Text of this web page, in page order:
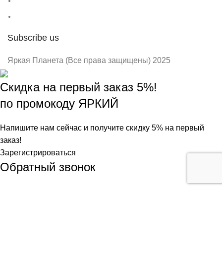
Subscribe us
Яркая Планета (Все права защищены) 2025
Скидка на первый заказ 5%!
по промокоду ЯРКИЙ
Напишите нам сейчас и получите скидку 5% на первый
заказ!
Зарегистрироваться
Обратный звонок